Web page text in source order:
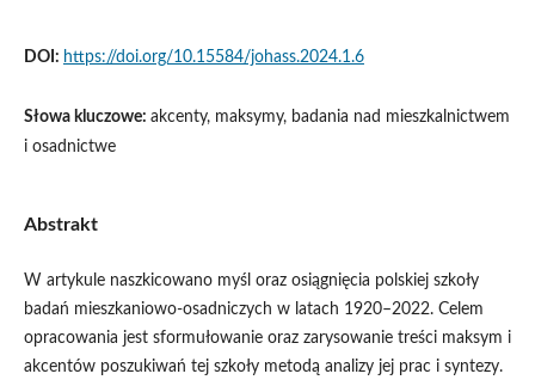
DOI: https://doi.org/10.15584/johass.2024.1.6
Słowa kluczowe: akcenty, maksymy, badania nad mieszkalnictwem
i osadnictwe
Abstrakt
W artykule naszkicowano myśl oraz osiągnięcia polskiej szkoły
badań mieszkaniowo-osadniczych w latach 1920–2022. Celem
opracowania jest sformułowanie oraz zarysowanie treści maksym i
akcentów poszukiwań tej szkoły metodą analizy jej prac i syntezy.